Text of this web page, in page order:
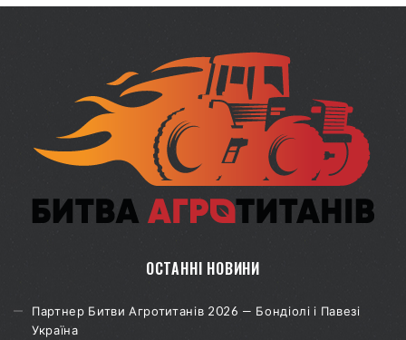
ОСТАННІ НОВИНИ
Партнер Битви Агротитанів 2026 — Бондіолі і Павезі
Україна